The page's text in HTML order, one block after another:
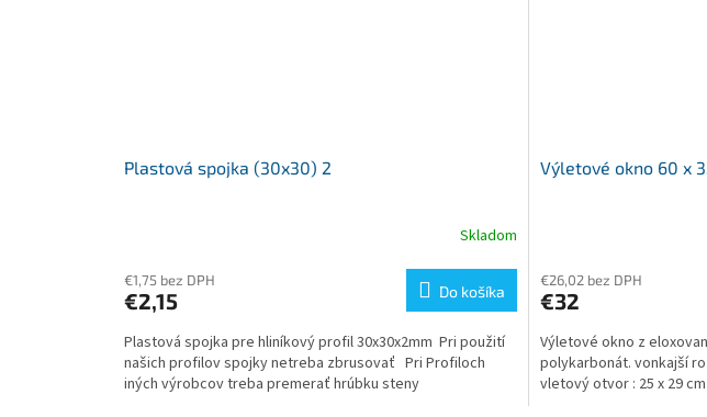
Plastová spojka (30x30) 2
Skladom
€1,75 bez DPH
€2,15 Do košíka
Plastová spojka pre hliníkový profil 30x30x2mm Pri použití
našich profilov spojky netreba zbrusovať Pri Profiloch
iných výrobcov treba premerať hrúbku steny
Výletové okno 60 x
€26,02 bez DPH
€32
Výletové okno z
polykarbonát. vonkajší
vletový otvor : 25 x 29 cm